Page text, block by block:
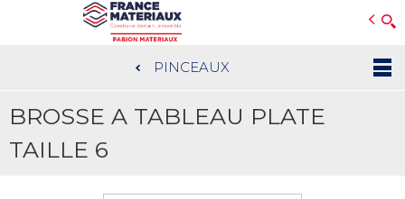
au
contenu
PINCEAUX
BROSSE A TABLEAU PLATE
TAILLE 6